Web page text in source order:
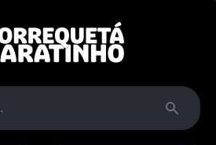
Search